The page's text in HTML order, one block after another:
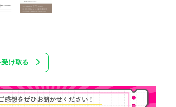
け取る